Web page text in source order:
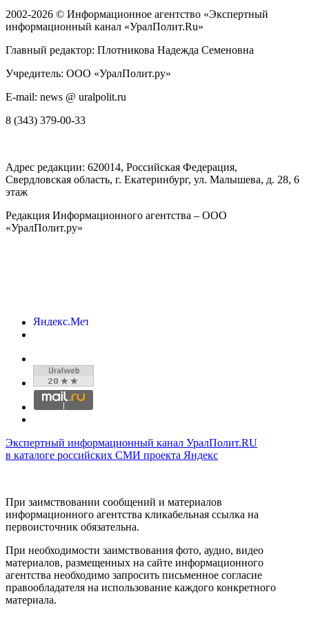
2002-2026 © Информационное агентство «Экспертный
информационный канал «УралПолит.Ru»
Главный редактор: Плотникова Надежда Семеновна
Учредитель: ООО «УралПолит.ру»
E-mail: news @ uralpolit.ru
8 (343) 379-00-33
Адрес редакции: 620014, Российская Федерация,
Свердловская область, г. Екатеринбург, ул. Малышева, д. 28, 6
этаж
Редакция Информационного агентства – ООО
«УралПолит.ру»
Экспертный информационный канал УралПолит.RU
в каталоге российских СМИ проекта Яндекс
При заимствовании сообщений и материалов
информационного агентства кликабельная ссылка на
первоисточник обязательна.
При необходимости заимствования фото, аудио, видео
материалов, размещенных на сайте информационного
агентства необходимо запросить письменное согласие
правообладателя на использование каждого конкретного
материала.